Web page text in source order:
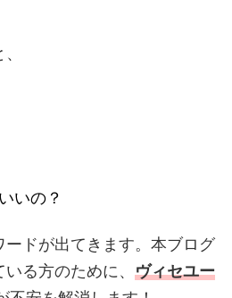
いの？
ードが出てきます。本ブログ
る方のために、 ヴィセユー